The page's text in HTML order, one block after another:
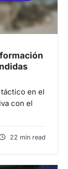
en el
con el
22 min read